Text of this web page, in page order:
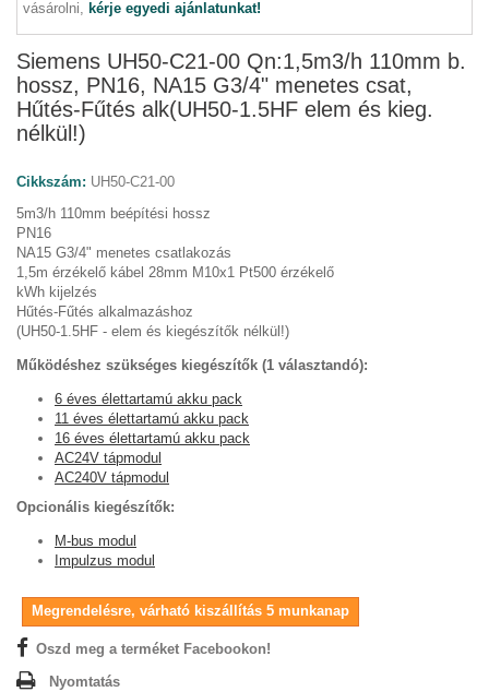
vásárolni, kérje egyedi ajánlatunkat!
Siemens UH50-C21-00 Qn:1,5m3/h 110mm b.
hossz, PN16, NA15 G3/4" menetes csat,
Hűtés-Fűtés alk(UH50-1.5HF elem és kieg.
nélkül!)
Cikkszám: UH50-C21-00
5m3/h 110mm beépítési hossz
PN16
NA15 G3/4" menetes csatlakozás
1,5m érzékelő kábel 28mm M10x1 Pt500 érzékelő
kWh kijelzés
Hűtés-Fűtés alkalmazáshoz
(UH50-1.5HF - elem és kiegészítők nélkül!)
Működéshez szükséges kiegészítők (1 választandó):
6 éves élettartamú akku pack
11 éves élettartamú akku pack
16 éves élettartamú akku pack
AC24V tápmodul
AC240V tápmodul
Opcionális kiegészítők:
M-bus modul
Impulzus modul
Megrendelésre, várható kiszállítás 5 munkanap
Oszd meg a terméket Facebookon!
Nyomtatás